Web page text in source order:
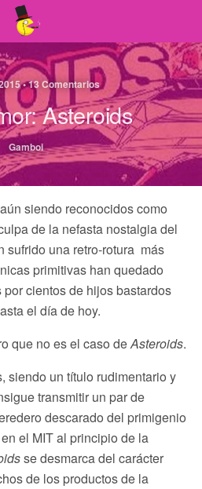
• 13 Comentarios
Asteroids
Gamboi
siendo reconocidos como
de la nefasta nostalgia del
sufrido una retro-rotura más
primitivas han quedado
cientos de hijos bastardos
el día de hoy.
que no es el caso deAsteroids.
siendo un título rudimentario y
transmitir un par de
descarado del primigenio
el MIT al principio de la
se desmarca del carácter
de los productos de la